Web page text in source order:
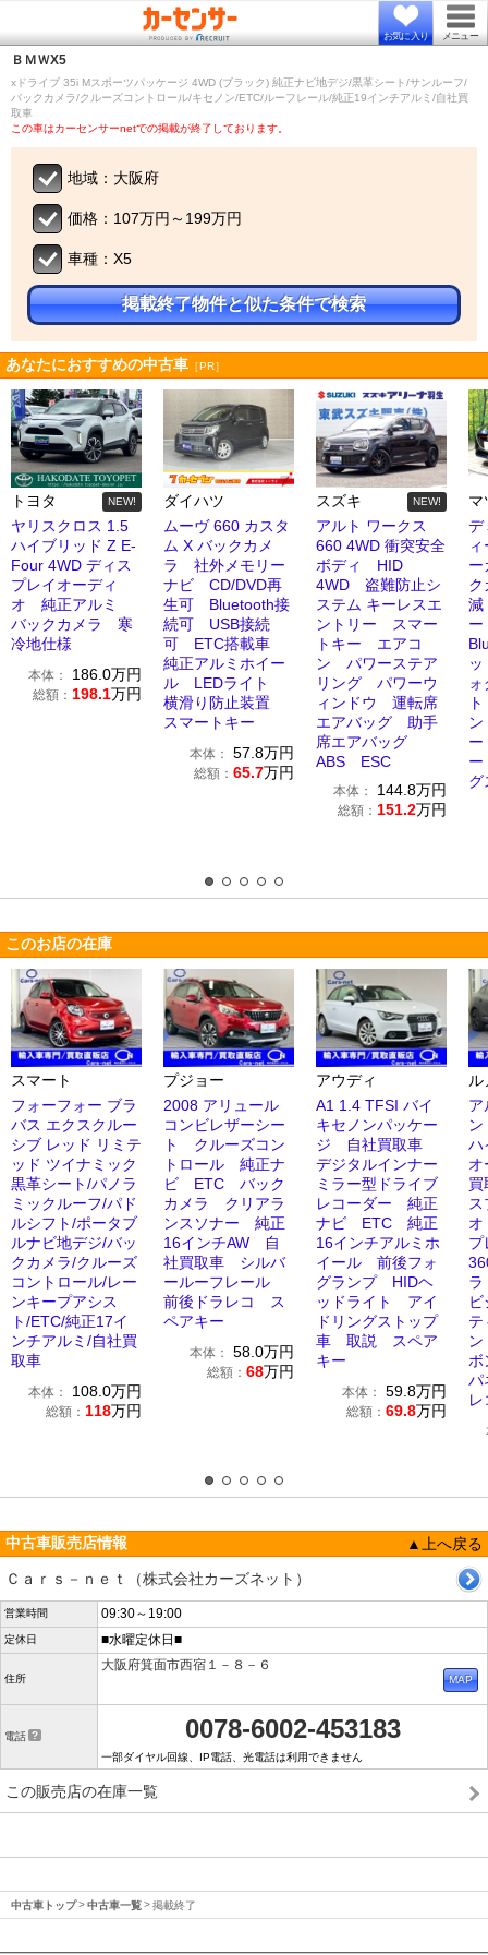
お気に入り メニュー
ＢＭＷX5
xドライブ 35i Mスポーツパッケージ 4WD (ブラック) 純正ナビ地デジ/黒革シート/サンルーフ/
バックカメラ/クルーズコントロール/キセノン/ETC/ルーフレール/純正19インチアルミ/自社買
取車
この車はカーセンサーnetでの掲載が終了しております。
地域：大阪府
価格：107万円～199万円
車種：X5
掲載終了物件と似た条件で検索
あなたにおすすめの中古車 ［PR］
トヨタ NEW!
ヤリスクロス 1.5
ハイブリッド Z E-
Four 4WD ディス
プレイオーディ
オ 純正アルミ
バックカメラ 寒
冷地仕様
本体： 186.0万円
総額： 198.1万円
ダイハツ
ムーヴ 660 カスタ
ム X バックカメ
ラ 社外メモリー
ナビ CD/DVD再
生可 Bluetooth接
続可 USB接続
可 ETC搭載車
純正アルミホイー
ル LEDライト
横滑り防止装置
スマートキー
本体： 57.8万円
総額： 65.7万円
スズキ NEW!
アルト ワークス
660 4WD 衝突安全
ボディ HID
4WD 盗難防止シ
ステム キーレスエ
ントリー スマー
トキー エアコ
ン パワーステア
リング パワーウ
ィンドウ 運転席
エアバッグ 助手
席エアバッグ
ABS ESC
本体： 144.8万円
総額： 151.2万円
マ
デ
グ
このお店の在庫
スマート
フォーフォー ブラ
バス エクスクルー
シブ レッド リミテ
ッド ツイナミック
黒革シート/パノラ
ミックルーフ/パド
ルシフト/ポータブ
ルナビ地デジ/バッ
クカメラ/クルーズ
コントロール/レー
ンキープアシス
ト/ETC/純正17イ
ンチアルミ/自社買
取車
本体： 108.0万円
総額： 118万円
プジョー
2008 アリュール
コンビレザーシー
ト クルーズコン
トロール 純正ナ
ビ ETC バック
カメラ クリアラ
ンスソナー 純正
16インチAW 自
社買取車 シルバ
ールーフレール
前後ドラレコ ス
ペアキー
本体： 58.0万円
総額： 68万円
アウディ
A1 1.4 TFSI バイ
キセノンパッケー
ジ 自社買取車
デジタルインナー
ミラー型ドライブ
レコーダー 純正
ナビ ETC 純正
16インチアルミホ
イール 前後フォ
グランプ HIDヘ
ッドライト アイ
ドリングストップ
車 取説 スペア
キー
本体： 59.8万円
総額： 69.8万円
ル
ア
ハ
テ
ボ
パ
中古車販売店情報
▲上へ戻る
Ｃａｒｓ－ｎｅｔ（株式会社カーズネット）
営業時間 09:30～19:00
定休日 ■水曜定休日■
住所
大阪府箕面市西宿１－８－６
電話 0078-6002-453183
一部ダイヤル回線、IP電話、光電話は利用できません
この販売店の在庫一覧
中古車トップ 中古車一覧 掲載終了